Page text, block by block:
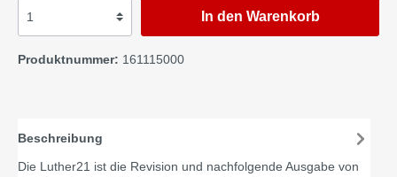
In den Warenkorb
Produktnummer: 161115000
Beschreibung
Die Luther21 ist die Revision und nachfolgende Ausgabe von